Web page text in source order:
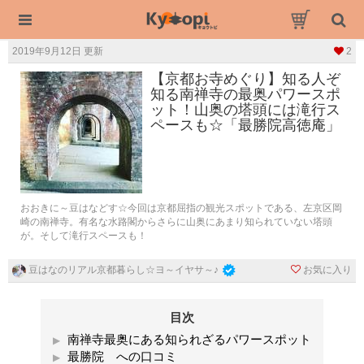
2019年9月12日 更新 2
【京都お寺めぐり】知る人ぞ
知る南禅寺の最奥パワースポ
ット！山奥の塔頭には滝行ス
ペースも☆「最勝院高徳庵」
おおきに～豆はなどす☆今回は京都屈指の観光スポットである、左京区岡
崎の南禅寺。有名な水路閣からさらに山奥にあまり知られていない塔頭
が。そして滝行スペースも！
豆はなのリアル京都暮らし☆ヨ～イヤサ～♪ お気に入り
目次
南禅寺最奥にある知られざるパワースポット
最勝院 への口コミ